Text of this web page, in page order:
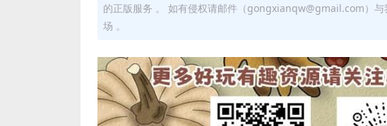
的正版服务 。 如有侵权请邮件（gongxianqw@gmail.com）
场 。